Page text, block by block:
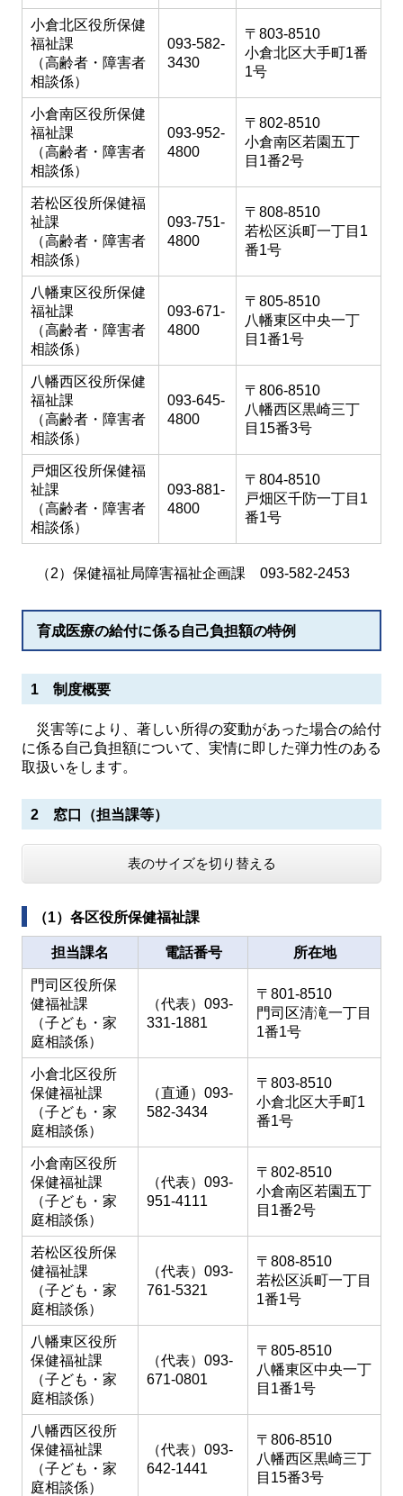
小倉北区役所保健
福祉課
（高齢者・障害者
相談係）
093-582-
3430
〒803-8510
小倉北区大手町1番
1号
小倉南区役所保健
福祉課
（高齢者・障害者
相談係）
093-952-
4800
〒802-8510
小倉南区若園五丁
目1番2号
若松区役所保健福
祉課
（高齢者・障害者
相談係）
093-751-
4800
〒808-8510
若松区浜町一丁目1
番1号
八幡東区役所保健
福祉課
（高齢者・障害者
相談係）
093-671-
4800
〒805-8510
八幡東区中央一丁
目1番1号
八幡西区役所保健
福祉課
（高齢者・障害者
相談係）
093-645-
4800
〒806-8510
八幡西区黒崎三丁
目15番3号
戸畑区役所保健福
祉課
（高齢者・障害者
相談係）
093-881-
4800
〒804-8510
戸畑区千防一丁目1
番1号
（2）保健福祉局障害福祉企画課 093-582-2453
育成医療の給付に係る自己負担額の特例
1 制度概要
災害等により、著しい所得の変動があった場合の給付
に係る自己負担額について、実情に即した弾力性のある
取扱いをします。
2 窓口（担当課等）
表のサイズを切り替える
（1）各区役所保健福祉課
担当課名 電話番号 所在地
門司区役所保
健福祉課
（子ども・家
庭相談係）
（代表）093-
331-1881
〒801-8510
門司区清滝一丁目
1番1号
小倉北区役所
保健福祉課
（子ども・家
庭相談係）
（直通）093-
582-3434
〒803-8510
小倉北区大手町1
番1号
小倉南区役所
保健福祉課
（子ども・家
庭相談係）
（代表）093-
951-4111
〒802-8510
小倉南区若園五丁
目1番2号
若松区役所保
健福祉課
（子ども・家
庭相談係）
（代表）093-
761-5321
〒808-8510
若松区浜町一丁目
1番1号
八幡東区役所
保健福祉課
（子ども・家
庭相談係）
（代表）093-
671-0801
〒805-8510
八幡東区中央一丁
目1番1号
八幡西区役所
保健福祉課
（子ども・家
庭相談係）
（代表）093-
642-1441
〒806-8510
八幡西区黒崎三丁
目15番3号